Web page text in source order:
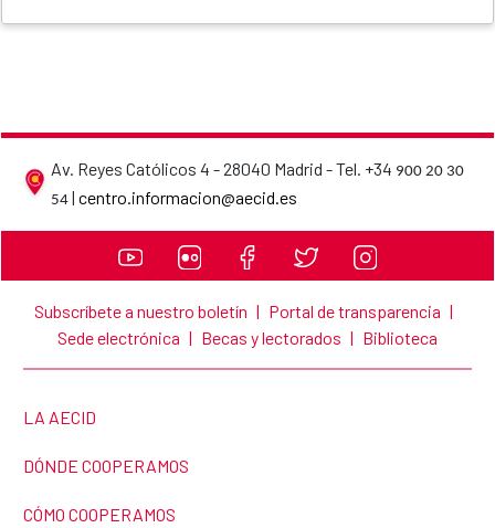
Av. Reyes Católicos 4 - 28040 Madrid - Tel. +34 900 20 30
54 | centro.informacion@aecid.esAECID contact details
Subscríbete a nuestro boletín | Portal de transparencia |
Sede electrónica | Becas y lectorados | Biblioteca
LINK TO THE WEBSITE:
LA AECID
LINK TO THE WEBSITE:
DÓNDE COOPERAMOS
LINK TO THE WEBSITE:
CÓMO COOPERAMOS